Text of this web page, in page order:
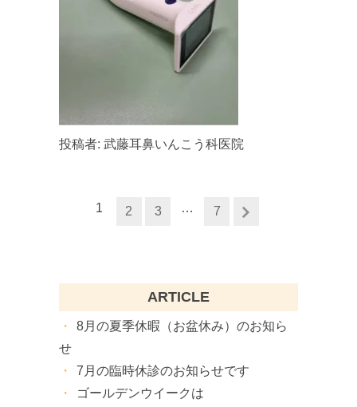
投稿者: 武藤耳鼻いんこう科医院
1 2 3 … 7
ARTICLE
8月の夏季休暇（お盆休み）のお知ら
せ
7月の臨時休診のお知らせです
ゴールデンウイークは